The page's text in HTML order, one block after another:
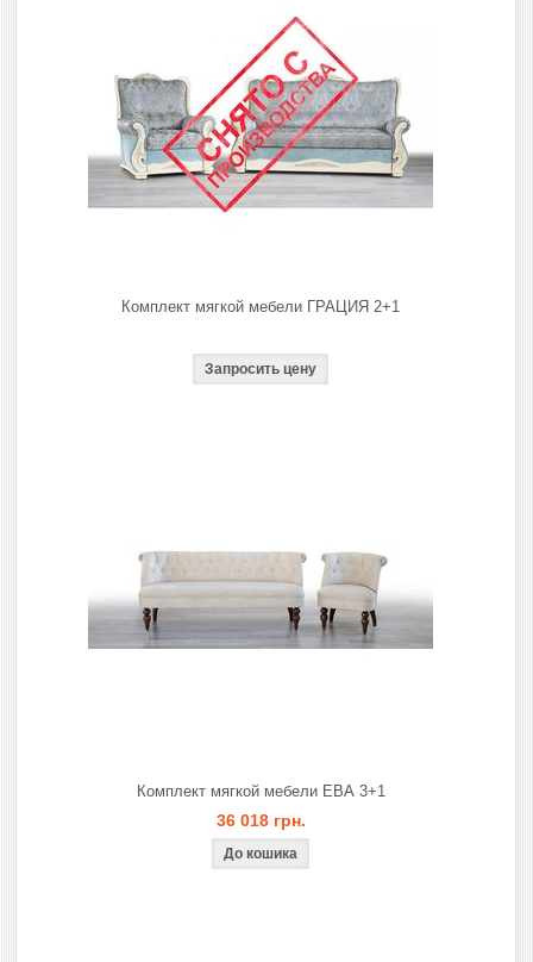
Комплект мягкой мебели ГРАЦИЯ 2+1
Комплект мягкой мебели ЕВА 3+1
36 018 грн.